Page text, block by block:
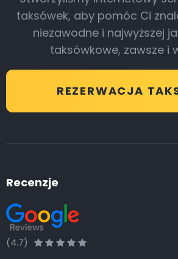
taksówek, aby pomóc Ci
niezawodne i najwyższej
taksówkowe, zawsze i
REZERWACJA
Recenzje
(4.7)